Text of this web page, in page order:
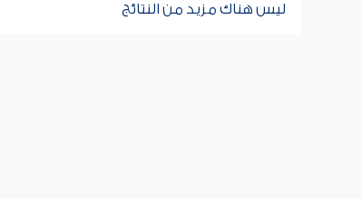
ليس هناك مزيد من النتائج